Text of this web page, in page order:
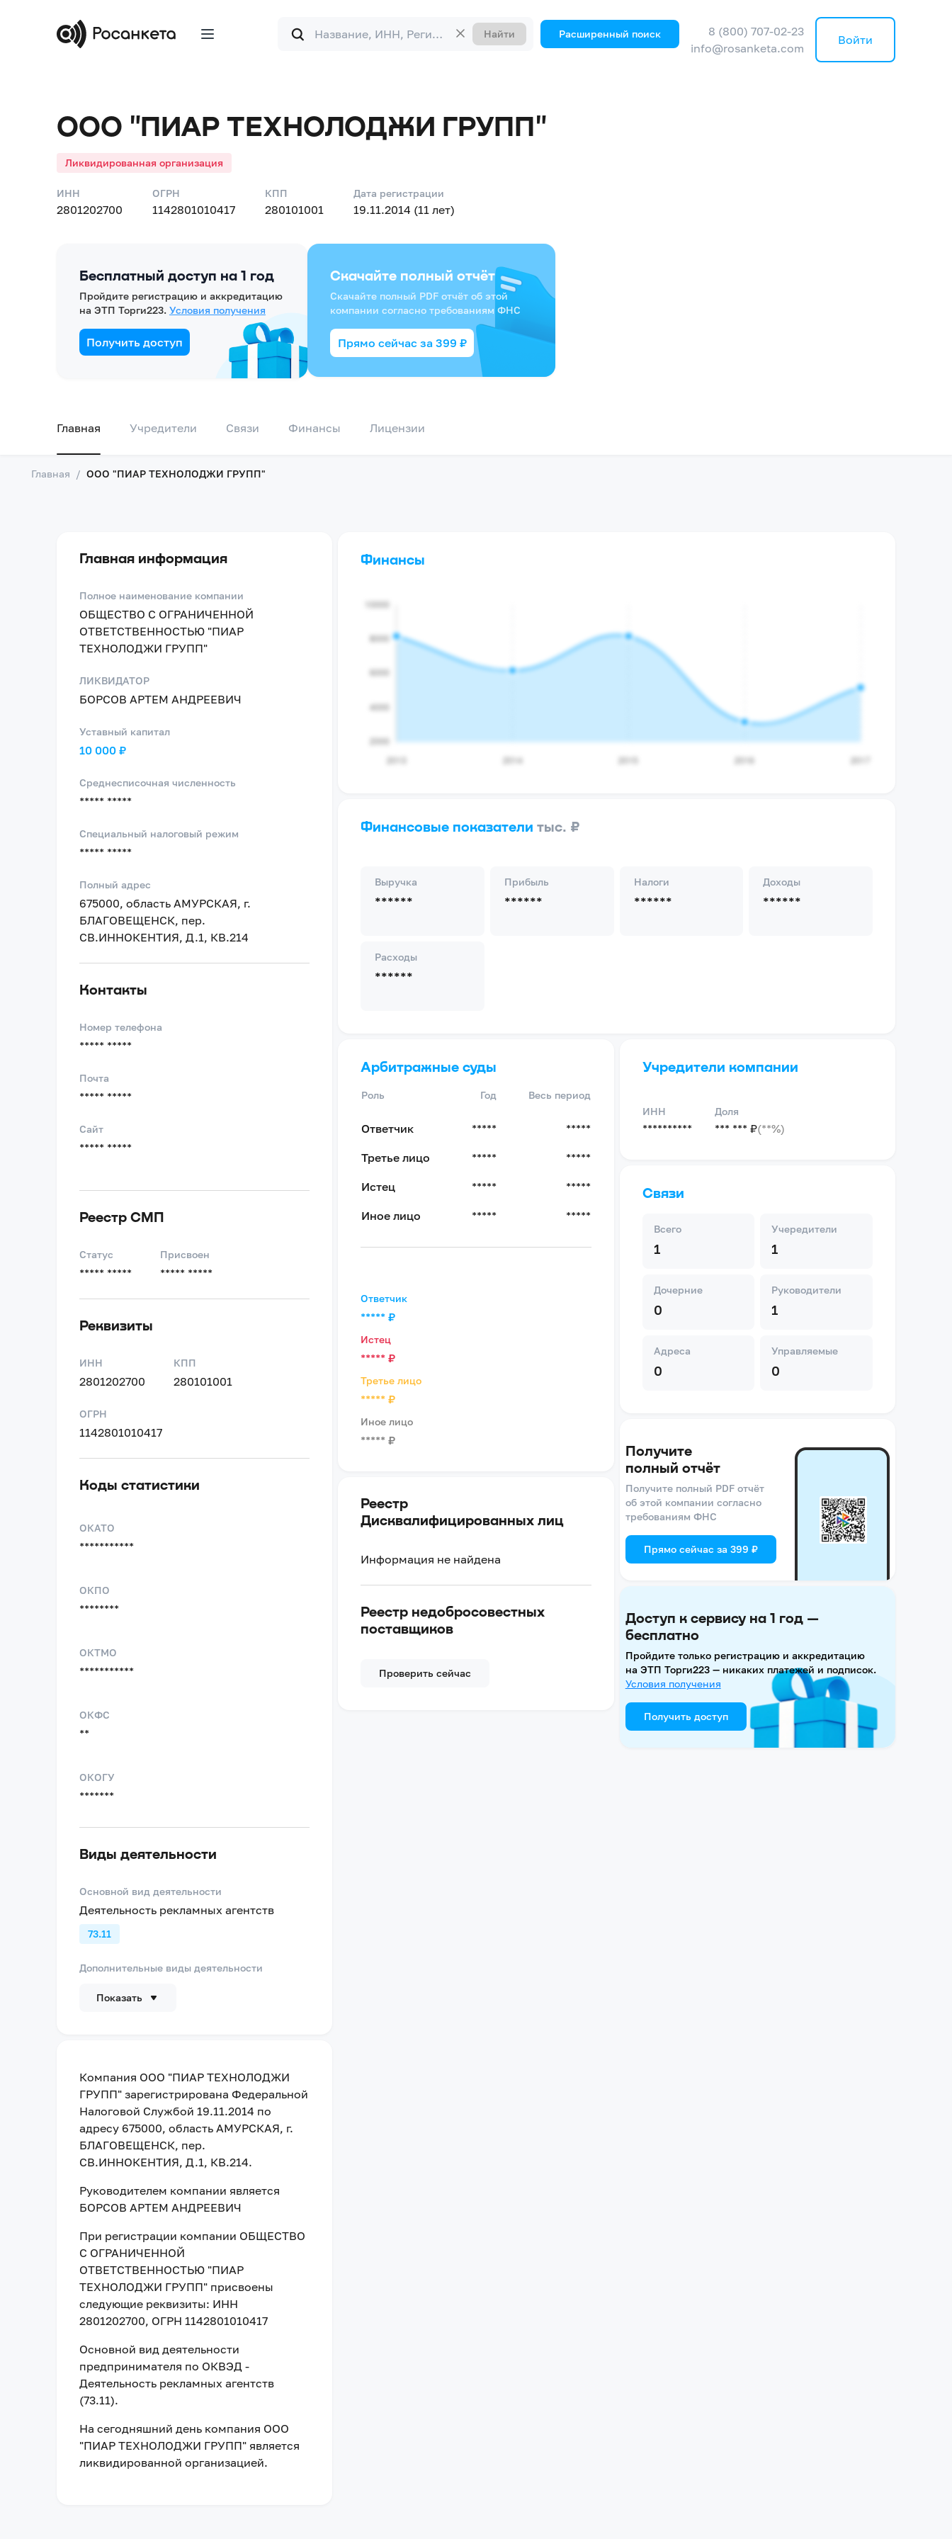
Форма
поиска
Найти Расширенный поиск
8 (800) 707-02-23
info@rosanketa.com
Войти
ООО "ПИАР ТЕХНОЛОДЖИ ГРУПП"
Ликвидированная организация
ИНН
2801202700
ОГРН
1142801010417
КПП
280101001
Дата регистрации
19.11.2014 (11 лет)
Бесплатный доступ на 1 год
Пройдите регистрацию и аккредитацию
на ЭТП Торги223. Условия получения
Получить доступ
Скачайте полный отчёт
Скачайте полный PDF отчёт об этой
компании согласно требованиям ФНС
Прямо сейчас за 399 ₽
Главная Учредители Связи Финансы Лицензии
Главная / ООО "ПИАР ТЕХНОЛОДЖИ ГРУПП"
Главная информация
Полное наименование компании
ОБЩЕСТВО С ОГРАНИЧЕННОЙ
ОТВЕТСТВЕННОСТЬЮ "ПИАР
ТЕХНОЛОДЖИ ГРУПП"
ЛИКВИДАТОР
БОРСОВ АРТЕМ АНДРЕЕВИЧ
Уставный капитал
10 000 ₽
Среднесписочная численность
***** *****
Специальный налоговый режим
***** *****
Полный адрес
675000, область АМУРСКАЯ, г.
БЛАГОВЕЩЕНСК, пер.
СВ.ИННОКЕНТИЯ, Д.1, КВ.214
Контакты
Номер телефона
***** *****
Почта
***** *****
Сайт
***** *****
Реестр СМП
Статус
***** *****
Присвоен
***** *****
Реквизиты
ИНН
2801202700
КПП
280101001
ОГРН
1142801010417
Коды статистики
ОКАТО
***********
ОКПО
********
ОКТМО
***********
ОКФС
**
ОКОГУ
*******
Виды деятельности
Основной вид деятельности
Деятельность рекламных агентств
73.11
Дополнительные виды деятельности
Показать
Компания ООО "ПИАР ТЕХНОЛОДЖИ
ГРУПП" зарегистрирована Федеральной
Налоговой Службой 19.11.2014 по
адресу 675000, область АМУРСКАЯ, г.
БЛАГОВЕЩЕНСК, пер.
СВ.ИННОКЕНТИЯ, Д.1, КВ.214.
Руководителем компании является
БОРСОВ АРТЕМ АНДРЕЕВИЧ
При регистрации компании ОБЩЕСТВО
С ОГРАНИЧЕННОЙ
ОТВЕТСТВЕННОСТЬЮ "ПИАР
ТЕХНОЛОДЖИ ГРУПП" присвоены
следующие реквизиты: ИНН
2801202700, ОГРН 1142801010417
Основной вид деятельности
предпринимателя по ОКВЭД -
Деятельность рекламных агентств
(73.11).
На сегодняшний день компания ООО
"ПИАР ТЕХНОЛОДЖИ ГРУПП" является
ликвидированной организацией.
Финансы
Финансовые показателитыс. ₽
Выручка
******
Прибыль
******
Налоги
******
Доходы
******
Расходы
******
Арбитражные суды
Роль Год Весь период
Ответчик ***** *****
Третье лицо ***** *****
Истец ***** *****
Иное лицо ***** *****
Ответчик
***** ₽
Истец
***** ₽
Третье лицо
***** ₽
Иное лицо
***** ₽
Реестр
Дисквалифицированных лиц
Информация не найдена
Реестр недобросовестных
поставщиков
Проверить сейчас
Учредители компании
ИНН
**********
Доля
*** *** ₽(**%)
Связи
Всего
1
Учередители
1
Дочерние
0
Руководители
1
Адреса
0
Управляемые
0
Получите
полный отчёт
Получите полный PDF отчёт
об этой компании согласно
требованиям ФНС
Прямо сейчас за 399 ₽
Доступ к сервису на 1 год —
бесплатно
Пройдите только регистрацию и аккредитацию
на ЭТП Торги223 — никаких платежей и подписок.
Условия получения
Получить доступ